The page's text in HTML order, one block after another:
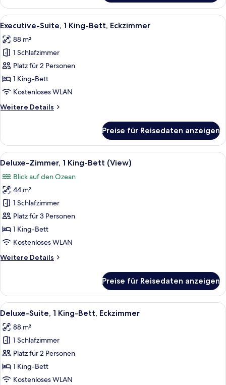
Zimmer,
1 King-
Bett
Alle
Fotos
für
Executive-
Suite,
1 King-
Bett,
anzeigen
Ein modernes Hotelzimmer mit
5
Executive-Suite, 1 King-Bett, Eckzimmer
88 m²
1 Schlafzimmer
Platz für 2 Personen
1 King-Bett
Kostenloses WLAN
Weitere Details
Weitere
Suite,
1 King-
Bett,
Preise für Reisedaten anzeigen
Alle
Fotos
für
Deluxe-
Zimmer,
1 King-
Bett
(View)
Ein Hotelzimmer mit einem Bett,
9
Deluxe-Zimmer, 1 King-Bett (View)
Blick auf den Ozean
44 m²
1 Schlafzimmer
Platz für 3 Personen
1 King-Bett
Kostenloses WLAN
Weitere Details
Weitere
Zimmer,
1 King-
Bett
Preise für Reisedaten anzeigen
Alle
Fotos
für
Deluxe-
Suite,
1 King-
Bett,
Ein modernes Hotelzimmer mit
4
Deluxe-Suite, 1 King-Bett, Eckzimmer
88 m²
1 Schlafzimmer
Platz für 2 Personen
1 King-Bett
Kostenloses WLAN